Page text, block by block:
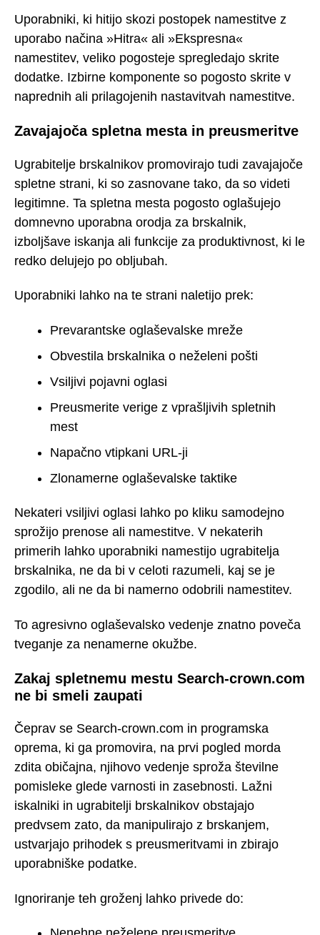
Uporabniki, ki hitijo skozi postopek namestitve z
uporabo načina »Hitra« ali »Ekspresna«
namestitev, veliko pogosteje spregledajo skrite
dodatke. Izbirne komponente so pogosto skrite v
naprednih ali prilagojenih nastavitvah namestitve.
Zavajajoča spletna mesta in preusmeritve
Ugrabitelje brskalnikov promovirajo tudi zavajajoče
spletne strani, ki so zasnovane tako, da so videti
legitimne. Ta spletna mesta pogosto oglašujejo
domnevno uporabna orodja za brskalnik,
izboljšave iskanja ali funkcije za produktivnost, ki le
redko delujejo po obljubah.
Uporabniki lahko na te strani naletijo prek:
Prevarantske oglaševalske mreže
Obvestila brskalnika o neželeni pošti
Vsiljivi pojavni oglasi
Preusmerite verige z vprašljivih spletnih
mest
Napačno vtipkani URL-ji
Zlonamerne oglaševalske taktike
Nekateri vsiljivi oglasi lahko po kliku samodejno
sprožijo prenose ali namestitve. V nekaterih
primerih lahko uporabniki namestijo ugrabitelja
brskalnika, ne da bi v celoti razumeli, kaj se je
zgodilo, ali ne da bi namerno odobrili namestitev.
To agresivno oglaševalsko vedenje znatno poveča
tveganje za nenamerne okužbe.
Zakaj spletnemu mestu Search-crown.com
ne bi smeli zaupati
Čeprav se Search-crown.com in programska
oprema, ki ga promovira, na prvi pogled morda
zdita običajna, njihovo vedenje sproža številne
pomisleke glede varnosti in zasebnosti. Lažni
iskalniki in ugrabitelji brskalnikov obstajajo
predvsem zato, da manipulirajo z brskanjem,
ustvarjajo prihodek s preusmeritvami in zbirajo
uporabniške podatke.
Ignoriranje teh groženj lahko privede do: